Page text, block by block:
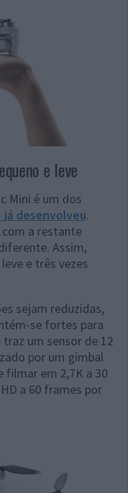
e leve
Mini é um dos
já desenvolveu.
com a restante
Assim,
e três vezes
sejam reduzidas,
se fortes para
um sensor de 12
por um gimbal
filmar em 2,7K a 30
a 60 frames por